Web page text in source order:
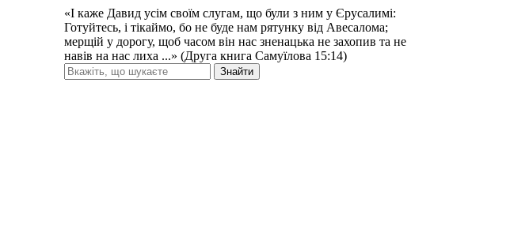
«І каже Давид усім своїм слугам, що були з ним у Єрусалимі:
Готуйтесь, і тікаймо, бо не буде нам рятунку від Авесалома;
мерщій у дорогу, щоб часом він нас зненацька не захопив та не
навів на нас лиха ...» (Друга книга Самуїлова 15:14)
Знайти